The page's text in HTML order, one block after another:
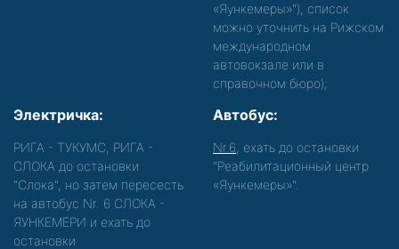
«Яункемеры»"), список
можно уточнить на Рижском
международном
автовокзале или в
справочном бюро);
Электричка:
РИГА - ТУКУМС, РИГА -
СЛОКА до остановки
"Слока", но затем пересесть
на автобус Nr. 6 СЛОКА -
ЯУНКЕМЕРИ и ехать до
остановки
Автобус:
Nr.6 , ехать до остановки
"Реабилитационный центр
«Яункемеры»".